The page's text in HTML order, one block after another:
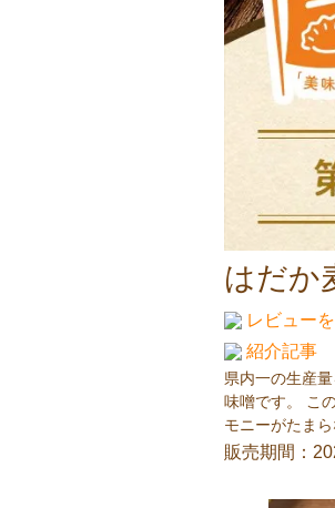
はだか
レビュー
紹介記事
県内一の生産
味噌です。 こ
モニーがたま
販売期間：